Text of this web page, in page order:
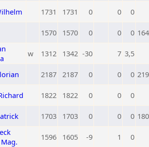
1731 1731 0 0 0
1570 1570 0 0 0
w 1312 1342 -30 7 3,5
2187 2187 0 0 0
1822 1822 0 0 0
1703 1703 0 0 0
1596 1605 -9 1 0